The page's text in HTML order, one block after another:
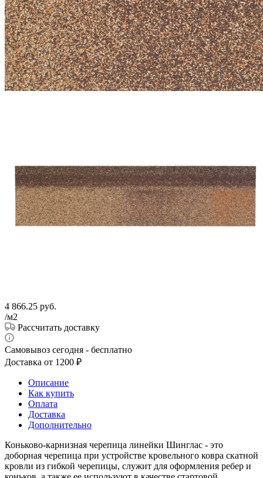
4 866.25 руб.
/м2
Рассчитать доставку
Самовывоз сегодня - бесплатно
Доставка от 1200 ₽
Описание
Как купить
Оплата
Доставка
Дополнительно
Коньково-карнизная черепица линейки Шинглас - это
доборная черепица при устройстве кровельного ковра скатной
кровли из гибкой черепицы, служит для оформления ребер и